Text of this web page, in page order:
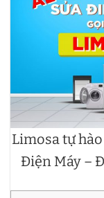
Limosa tự
Điện Máy –